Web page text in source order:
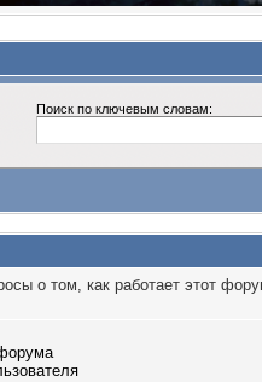
Поиск по ключевым словам:
о том, как работает этот